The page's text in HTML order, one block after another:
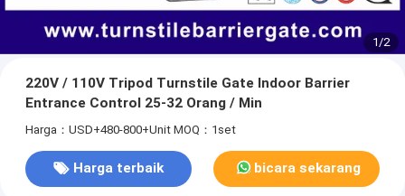
1/2
220V / 110V Tripod Turnstile Gate Indoor Barrier
Entrance Control 25-32 Orang / Min
Harga：USD+480-800+Unit MOQ：1set
Harga terbaik bicara sekarang